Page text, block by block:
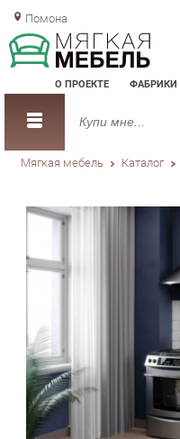
Помона
О ПРОЕКТЕ ФАБРИКИ
Мягкая мебель Каталог